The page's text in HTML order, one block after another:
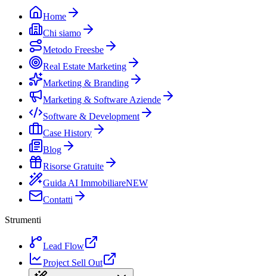
Home
Chi siamo
Metodo Freesbe
Real Estate Marketing
Marketing & Branding
Marketing & Software Aziende
Software & Development
Case History
Blog
Risorse Gratuite
Guida AI ImmobiliareNEW
Contatti
Strumenti
Lead Flow
Project Sell Out